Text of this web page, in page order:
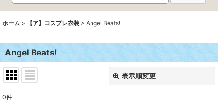
ホーム > 【ア】コスプレ衣装 > Angel Beats!
Angel Beats!
表示順変更
0件